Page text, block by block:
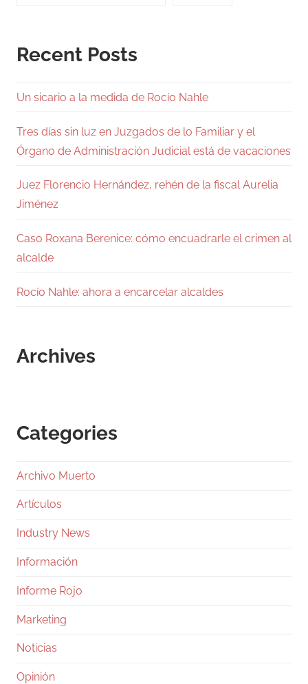
Recent Posts
Un sicario a la medida de Rocío Nahle
Tres días sin luz en Juzgados de lo Familiar y el
Órgano de Administración Judicial está de vacaciones
Juez Florencio Hernández, rehén de la fiscal Aurelia
Jiménez
Caso Roxana Berenice: cómo encuadrarle el crimen al
alcalde
Rocío Nahle: ahora a encarcelar alcaldes
Archives
Categories
Archivo Muerto
Artículos
Industry News
Información
Informe Rojo
Marketing
Noticias
Opinión